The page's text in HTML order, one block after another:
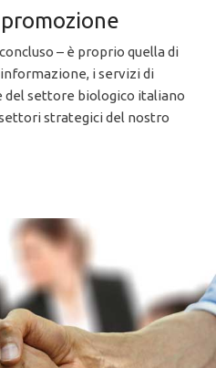
– è proprio quella di
i servizi di
del settore biologico italiano
strategici del nostro